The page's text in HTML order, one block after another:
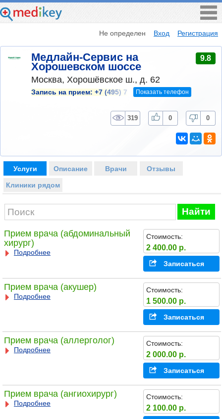
Не определен Вход Регистрация
Медлайн-Сервис на
Хорошевском шоссе
9.8
Москва, Хорошёвское ш., д. 62
Запись на прием: +7 (495) 7 Показать телефон
319 0 0
Услуги Описание Врачи Отзывы
Клиники рядом
Найти
Прием врача (абдоминальный
хирург)
Подробнее
Стоимость:
2 400.00 р.
Записаться
Прием врача (акушер)
Подробнее
Стоимость:
1 500.00 р.
Записаться
Прием врача (аллерголог)
Подробнее
Стоимость:
2 000.00 р.
Записаться
Прием врача (ангиохирург)
Подробнее
Стоимость:
2 100.00 р.